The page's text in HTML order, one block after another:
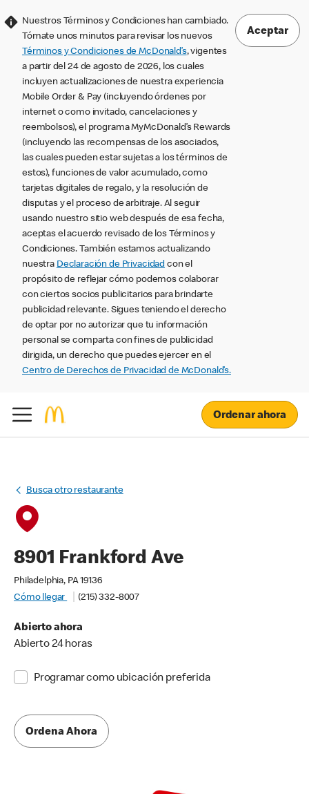
Nuestros Términos y Condiciones han cambiado.
Tómate unos minutos para revisar los nuevos
Términos y Condiciones de McDonald’s, vigentes
a partir del 24 de agosto de 2026, los cuales
incluyen actualizaciones de nuestra experiencia
Mobile Order & Pay (incluyendo órdenes por
internet o como invitado, cancelaciones y
reembolsos), el programa MyMcDonald’s Rewards
(incluyendo las recompensas de los asociados,
las cuales pueden estar sujetas a los términos de
estos), funciones de valor acumulado, como
tarjetas digitales de regalo, y la resolución de
disputas y el proceso de arbitraje. Al seguir
usando nuestro sitio web después de esa fecha,
aceptas el acuerdo revisado de los Términos y
Condiciones. También estamos actualizando
nuestra Declaración de Privacidad con el
propósito de reflejar cómo podemos colaborar
con ciertos socios publicitarios para brindarte
publicidad relevante. Sigues teniendo el derecho
de optar por no autorizar que tu información
personal se comparta con fines de publicidad
dirigida, un derecho que puedes ejercer en el
Centro de Derechos de Privacidad de McDonald’s.
Aceptar
Ordenar ahora
Busca otro restaurante
8901 Frankford Ave
Philadelphia, PA 19136
Cómo llegar
(215) 332-8007
Abierto ahora
Abierto 24 horas
Programar como ubicación preferida
Ordena Ahora